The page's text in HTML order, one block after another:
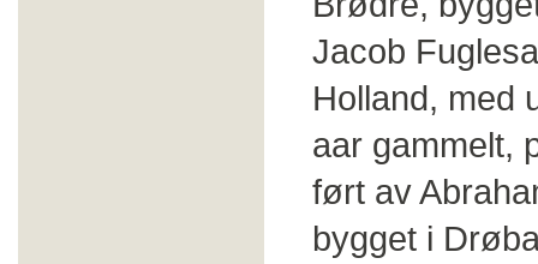
Jacob
Holland, med
aar gammelt,
ført av
bygget i